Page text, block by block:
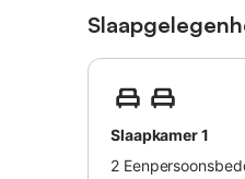
Slaapkamer 1
2